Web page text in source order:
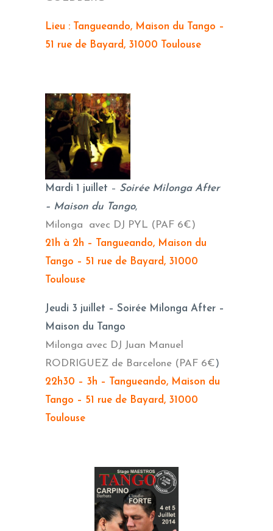
Lieu : Tangueando, Maison du Tango –
51 rue de Bayard, 31000 Toulouse
Mardi 1 juillet – Soirée Milonga After
– Maison du Tango,
Milonga avec DJ PYL (PAF 6€)
21h à 2h – Tangueando, Maison du
Tango – 51 rue de Bayard, 31000
Toulouse
Jeudi 3 juillet – Soirée Milonga After –
Maison du Tango
Milonga avec DJ Juan Manuel
RODRIGUEZ de Barcelone (PAF 6€)
22h30 – 3h – Tangueando, Maison du
Tango – 51 rue de Bayard, 31000
Toulouse